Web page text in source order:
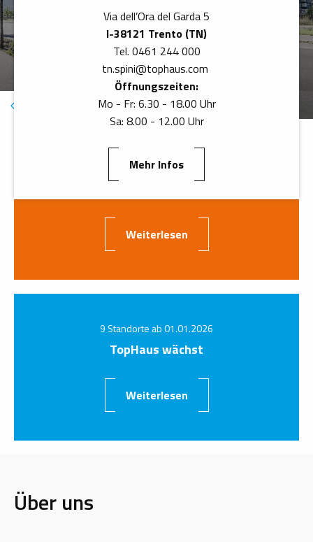
Technische Abteilung
Ab 12. Jänner 2026
Weiterlesen
9 Standorte ab 01.01.2026
TopHaus wächst
Weiterlesen
Über uns
Via dell’Ora del Garda 5
I-38121 Trento (TN)
Tel. 0461 244 000
tn.spini@tophaus.com
Öffnungszeiten:
Mo - Fr: 6.30 - 18.00 Uhr
Sa: 8.00 - 12.00 Uhr
Mehr Infos